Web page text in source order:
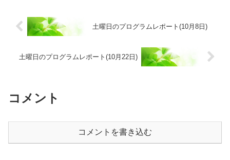
土曜日のプログラムレポート(10月8日)
土曜日のプログラムレポート(10月22日)
コメント
コメントを書き込む